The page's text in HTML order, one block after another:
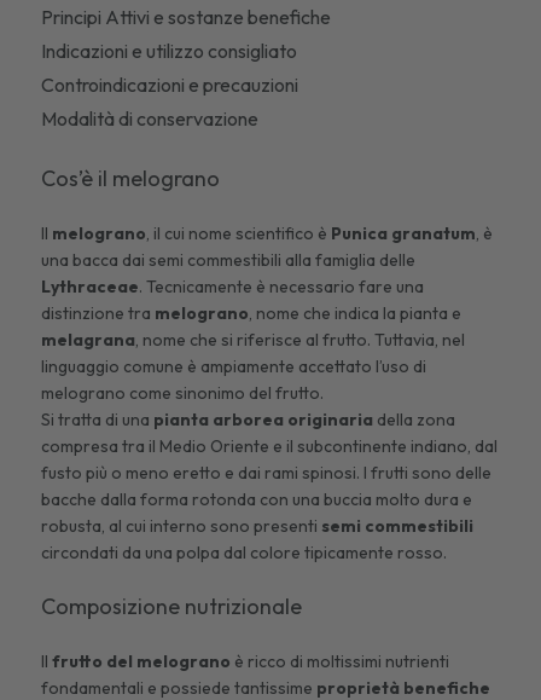
Principi Attivi e sostanze benefiche
Indicazioni e utilizzo consigliato
Controindicazioni e precauzioni
Modalità di conservazione
Cos’è il melograno
Il melograno, il cui nome scientifico è Punica granatum, è
una bacca dai semi commestibili alla famiglia delle
Lythraceae. Tecnicamente è necessario fare una
distinzione tra melograno, nome che indica la pianta e
melagrana, nome che si riferisce al frutto. Tuttavia, nel
linguaggio comune è ampiamente accettato l’uso di
melograno come sinonimo del frutto.
Si tratta di una pianta arborea originaria della zona
compresa tra il Medio Oriente e il subcontinente indiano, dal
fusto più o meno eretto e dai rami spinosi. I frutti sono delle
bacche dalla forma rotonda con una buccia molto dura e
robusta, al cui interno sono presenti semi commestibili
circondati da una polpa dal colore tipicamente rosso.
Composizione nutrizionale
Ilfrutto del melograno è ricco di moltissimi nutrienti
fondamentali e possiede tantissime proprietà benefiche